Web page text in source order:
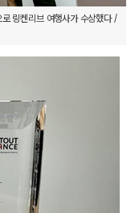
링켄리브 여행사가 수상했다 /